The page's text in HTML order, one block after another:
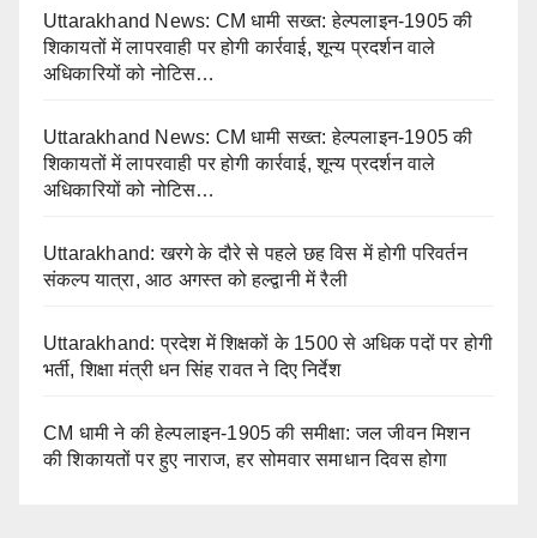
Uttarakhand News: CM धामी सख्त: हेल्पलाइन-1905 की
शिकायतों में लापरवाही पर होगी कार्रवाई, शून्य प्रदर्शन वाले
अधिकारियों को नोटिस…
Uttarakhand News: CM धामी सख्त: हेल्पलाइन-1905 की
शिकायतों में लापरवाही पर होगी कार्रवाई, शून्य प्रदर्शन वाले
अधिकारियों को नोटिस…
Uttarakhand: खरगे के दौरे से पहले छह विस में होगी परिवर्तन
संकल्प यात्रा, आठ अगस्त को हल्द्वानी में रैली
Uttarakhand: प्रदेश में शिक्षकों के 1500 से अधिक पदों पर होगी
भर्ती, शिक्षा मंत्री धन सिंह रावत ने दिए निर्देश
CM धामी ने की हेल्पलाइन-1905 की समीक्षा: जल जीवन मिशन
की शिकायतों पर हुए नाराज, हर सोमवार समाधान दिवस होगा